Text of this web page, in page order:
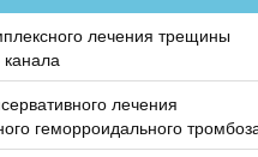
лечения трещины
лечения
геморроидального